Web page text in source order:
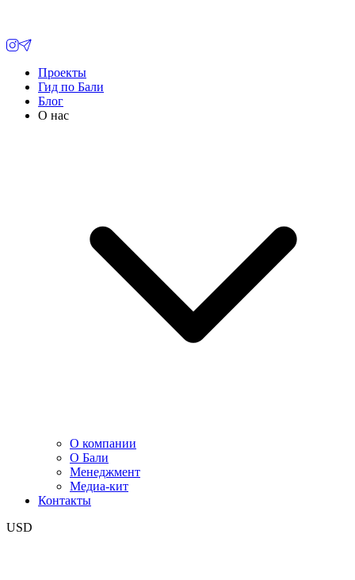
Проекты
Гид по Бали
Блог
О нас
О компании
О Бали
Менеджмент
Медиа-кит
Контакты
USD